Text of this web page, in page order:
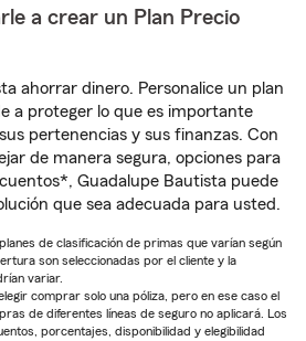
a crear un Plan Precio
ahorrar dinero. Personalice un plan
a proteger lo que es importante
pertenencias y sus finanzas. Con
de manera segura, opciones para
Guadalupe Bautista puede
que sea adecuada para usted.
de clasificación de primas que varían según
son seleccionadas por el cliente y la
variar.
comprar solo una póliza, pero en ese caso el
de diferentes líneas de seguro no aplicará. Los
porcentajes, disponibilidad y elegibilidad